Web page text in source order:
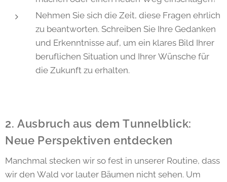
Nehmen Sie sich die Zeit, diese Fragen ehrlich
zu beantworten. Schreiben Sie Ihre Gedanken
und Erkenntnisse auf, um ein klares Bild Ihrer
beruflichen Situation und Ihrer Wünsche für
die Zukunft zu erhalten.
2. Ausbruch aus dem Tunnelblick:
Neue Perspektiven entdecken
Manchmal stecken wir so fest in unserer Routine, dass
wir den Wald vor lauter Bäumen nicht sehen. Um